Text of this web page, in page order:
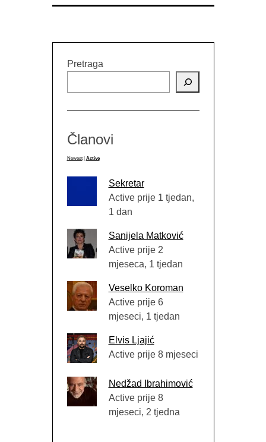
Pretraga
Članovi
Newest Active
Sekretar
Active prije 1 tjedan,
1 dan
Sanijela Matković
Active prije 2
mjeseca, 1 tjedan
Veselko Koroman
Active prije 6
mjeseci, 1 tjedan
Elvis Ljajić
Active prije 8 mjeseci
Nedžad Ibrahimović
Active prije 8
mjeseci, 2 tjedna